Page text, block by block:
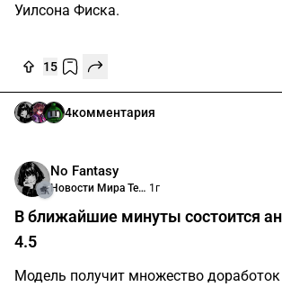
Уилсона Фиска.
15
4комментария
No Fantasy
Новости Мира Технологий 1г
В ближайшие минуты состоится
4.5
Модель получит множество